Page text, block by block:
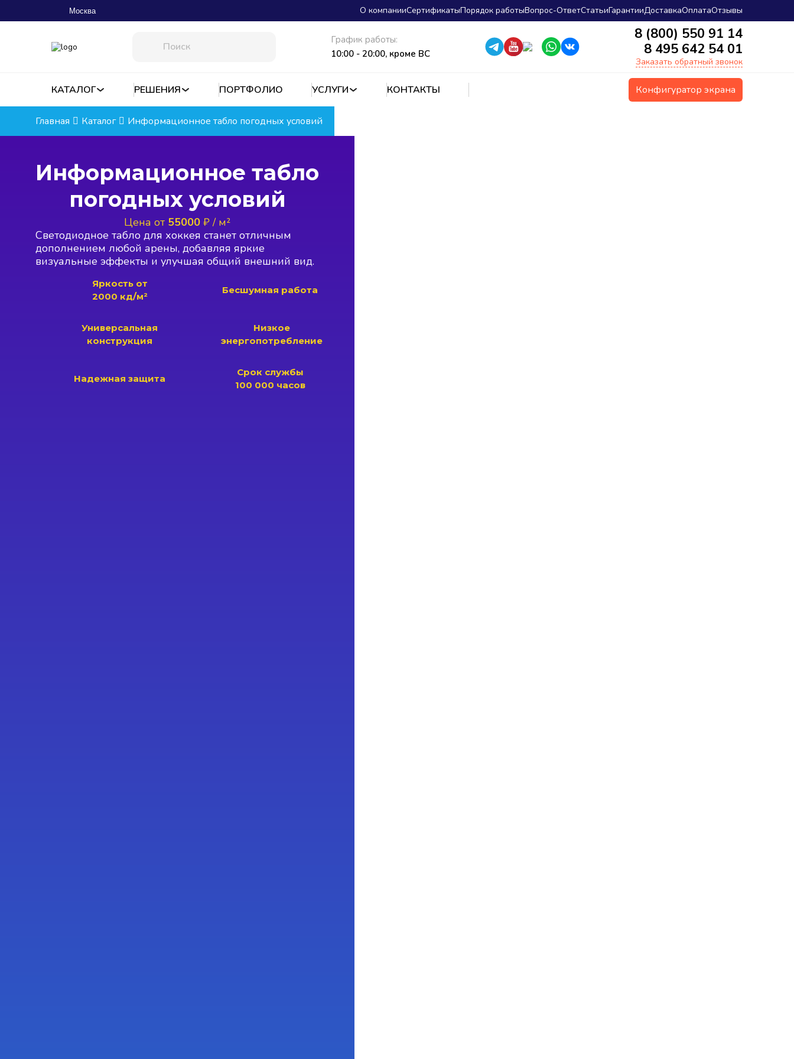
Москва О компанииСертификатыПорядок работыВопрос-ОтветСтатьиГарантииДоставкаОплатаОтзывы
График работы:
10:00 - 20:00, кроме ВС
8 (800) 550 91 14
8 495 642 54 01
Заказать обратный звонок
КАТАЛОГ РЕШЕНИЯ ПОРТФОЛИО УСЛУГИ КОНТАКТЫ Конфигуратор экрана
Главная Каталог Информационное табло погодных условий
Информационное табло
погодных условий
Цена от 55000 ₽ / м²
Светодиодное табло для хоккея станет отличным
дополнением любой арены, добавляя яркие
визуальные эффекты и улучшая общий внешний вид.
Яркость от
2000 кд/м²
Бесшумная работа
Универсальная
конструкция
Низкое
энергопотребление
Надежная защита
Срок службы
100 000 часов